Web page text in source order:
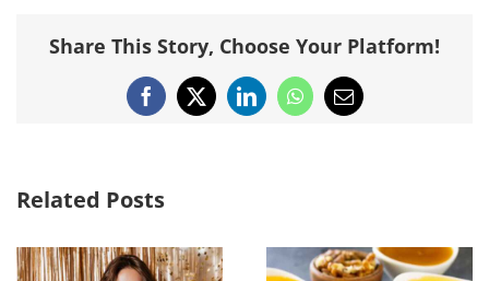
Share This Story, Choose Your Platform!
Facebook
X LinkedInWhatsApp
Email
Related Posts